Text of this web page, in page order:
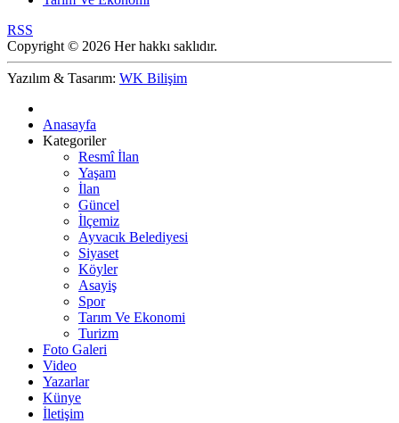
RSS
Copyright © 2026 Her hakkı saklıdır.
Yazılım & Tasarım: WK Bilişim
Anasayfa
Kategoriler
Resmî İlan
Yaşam
İlan
Güncel
İlçemiz
Ayvacık Belediyesi
Siyaset
Köyler
Asayiş
Spor
Tarım Ve Ekonomi
Turizm
Foto Galeri
Video
Yazarlar
Künye
İletişim